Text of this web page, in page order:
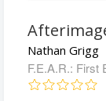
Nathan Grigg
F.E.A.R.: First